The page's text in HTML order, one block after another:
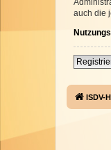
auch die
ISDV-